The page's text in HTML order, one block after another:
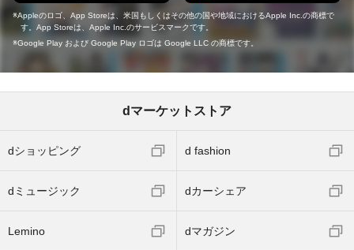
Appleのロゴ、App Storeは、米国もしくはその他の国や地域におけるApple Inc.の商標で
す。App Storeは、Apple Inc.のサービスマークです。
Google Play および Google Play ロゴは Google LLC の商標です。
dマーケットストア
dショッピング d fashion
dミュージック dカーシェア
Lemino dマガジン